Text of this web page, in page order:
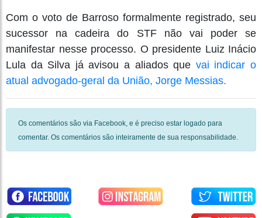
Com o voto de Barroso formalmente registrado, seu
sucessor na cadeira do STF não vai poder se
manifestar nesse processo. O presidente Luiz Inácio
Lula da Silva já avisou a aliados que vai indicar o
atual advogado-geral da União, Jorge Messias.
Os comentários são via Facebook, e é preciso estar logado para
comentar. Os comentários são inteiramente de sua responsabilidade.